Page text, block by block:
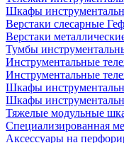
Шкафы
Верстаки слесарные
Верстаки
Тумбы
Инструментальные
Инструментальные
Шкафы
Шкафы
Тяжелые модульные
Cпециализированная
Аксессуары на